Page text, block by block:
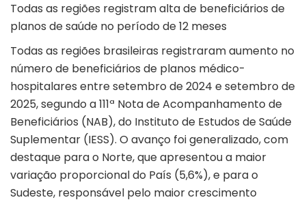
Todas as regiões registram alta de beneficiários de
planos de saúde no período de 12 meses
Todas as regiões brasileiras registraram aumento no
número de beneficiários de planos médico-
hospitalares entre setembro de 2024 e setembro de
2025, segundo a 111ª Nota de Acompanhamento de
Beneficiários (NAB), do Instituto de Estudos de Saúde
Suplementar (IESS). O avanço foi generalizado, com
destaque para o Norte, que apresentou a maior
variação proporcional do País (5,6%), e para o
Sudeste, responsável pelo maior crescimento